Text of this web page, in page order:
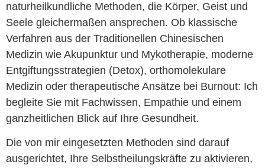
naturheilkundliche Methoden, die Körper, Geist und
Seele gleichermaßen ansprechen. Ob klassische
Verfahren aus der Traditionellen Chinesischen
Medizin wie Akupunktur und Mykotherapie, moderne
Entgiftungsstrategien (Detox), orthomolekulare
Medizin oder therapeutische Ansätze bei Burnout: Ich
begleite Sie mit Fachwissen, Empathie und einem
ganzheitlichen Blick auf Ihre Gesundheit.
Die von mir eingesetzten Methoden sind darauf
ausgerichtet, Ihre Selbstheilungskräfte zu aktivieren,